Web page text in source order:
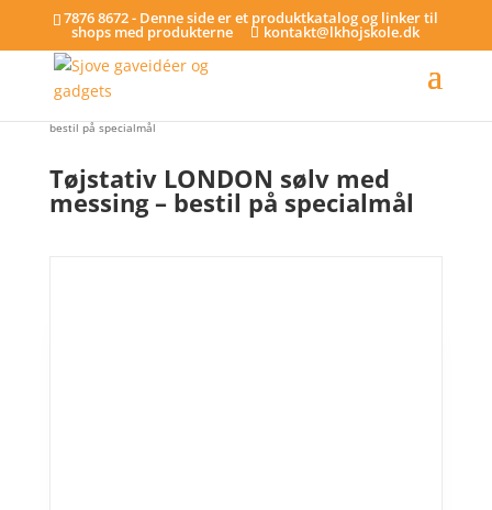
7876 8672 - Denne side er et produktkatalog og linker til
shops med produkterne kontakt@lkhojskole.dk
bestil på specialmål
Tøjstativ LONDON sølv med
messing – bestil på specialmål